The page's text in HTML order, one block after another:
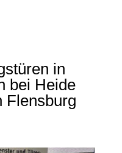
in
bei Heide
Flensburg